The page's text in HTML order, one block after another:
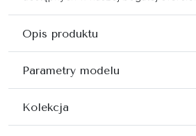
Opis produktu
Parametry modelu
Kolekcja